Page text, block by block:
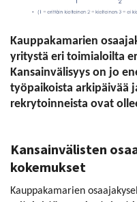
Kauppakamarien
yritystä eri toimialoilta
Kansainvälisyys on jo
työpaikoista arkipäivää
rekrytoinneista ovat
Kansainvälisten
kokemukset
Kauppakamarien